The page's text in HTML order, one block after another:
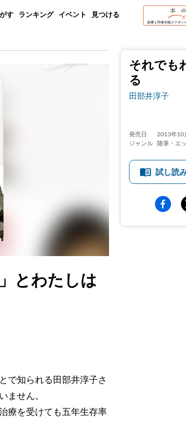
す ランキング イベント 見つける
それでも
る
田部井淳子
発売日
2013年10
ジャンル
随筆・エ
試し読
とわたしは
で知られる田部井淳子さ
ません。
療を受けても五年生存率